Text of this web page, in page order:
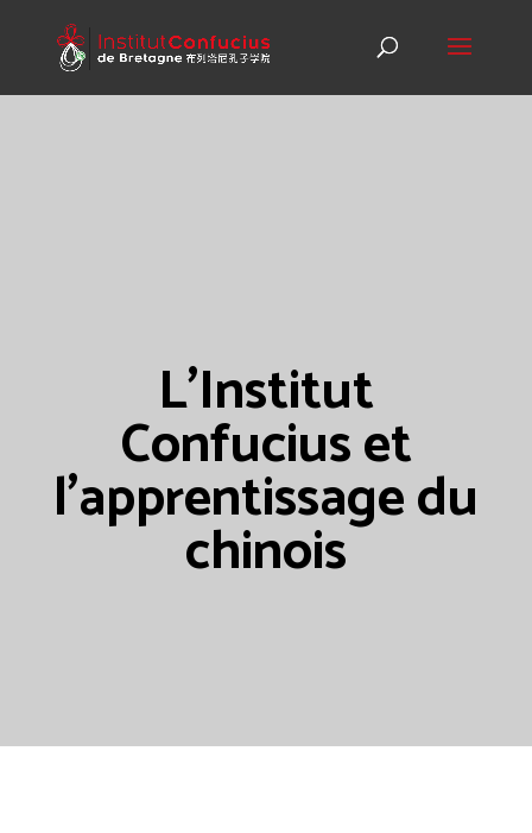
L’Institut
Confucius et
l’apprentissage du
chinois